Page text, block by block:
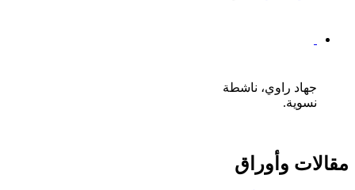
جهاد راوي، ناشطة
نسوية.
مقالات وأوراق